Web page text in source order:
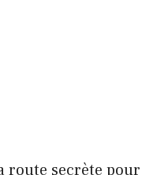
route secrète pour